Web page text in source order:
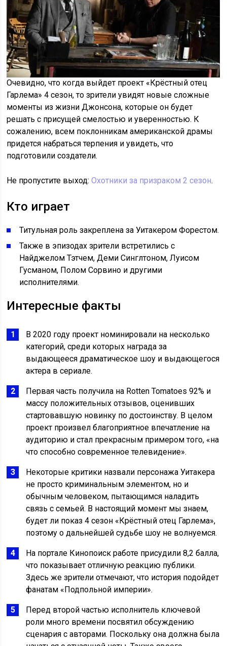
Очевидно, что когда выйдет проект «Крёстный отец
Гарлема» 4 сезон, то зрители увидят новые сложные
моменты из жизни Джонсона, которые он будет
решать с присущей смелостью и уверенностью. К
сожалению, всем поклонникам американской драмы
придется набраться терпения и увидеть, что
подготовили создатели.
Не пропустите выход:Охотники за призраком 2 сезон.
Кто играет
Титульная роль закреплена за Уитакером Форестом.
Также в эпизодах зрители встретились с
Найджелом Тэтчем, Деми Синглтоном, Луисом
Гусманом, Полом Сорвино и другими
исполнителями.
Интересные факты
В 2020 году проект номинировали на несколько
категорий, среди которых награда за
выдающееся драматическое шоу и выдающегося
актера в сериале.
Первая часть получила на Rotten Tomatoes 92% и
массу положительных отзывов, оценивших
стартовавшую новинку по достоинству. В целом
проект произвел благоприятное впечатление на
аудиторию и стал прекрасным примером того, «на
что способно современное телевидение».
Некоторые критики назвали персонажа Уитакера
не просто криминальным элементом, но и
обычным человеком, пытающимся наладить
связь с семьей. В настоящий момент мы знаем,
будет ли показ 4 сезон «Крёстный отец Гарлема»,
поэтому о дальнейшей судьбе шоу не волнуемся.
На портале Кинопоиск работе присудили 8,2 балла,
что показывает отличную реакцию публики.
Здесь же зрители отмечают, что история подойдет
фанатам «Подпольной империи».
Перед второй частью исполнитель ключевой
роли много времени посвятил обсуждению
сценария с авторами. Поскольку она должна была